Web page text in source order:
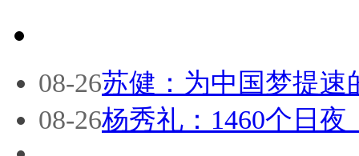
08-26苏健：为中国梦提速
08-26杨秀礼：1460个日